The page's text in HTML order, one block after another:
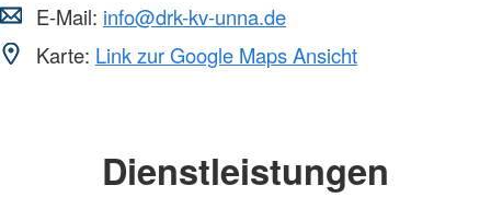
E-Mail: info@drk-kv-unna.de
Karte: Link zur Google Maps Ansicht
Dienstleistungen